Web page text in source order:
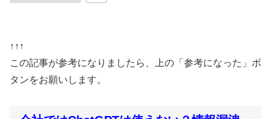
↑↑↑
この記事が参考になりましたら、上の「参考になった」ボ
タンをお願いします。